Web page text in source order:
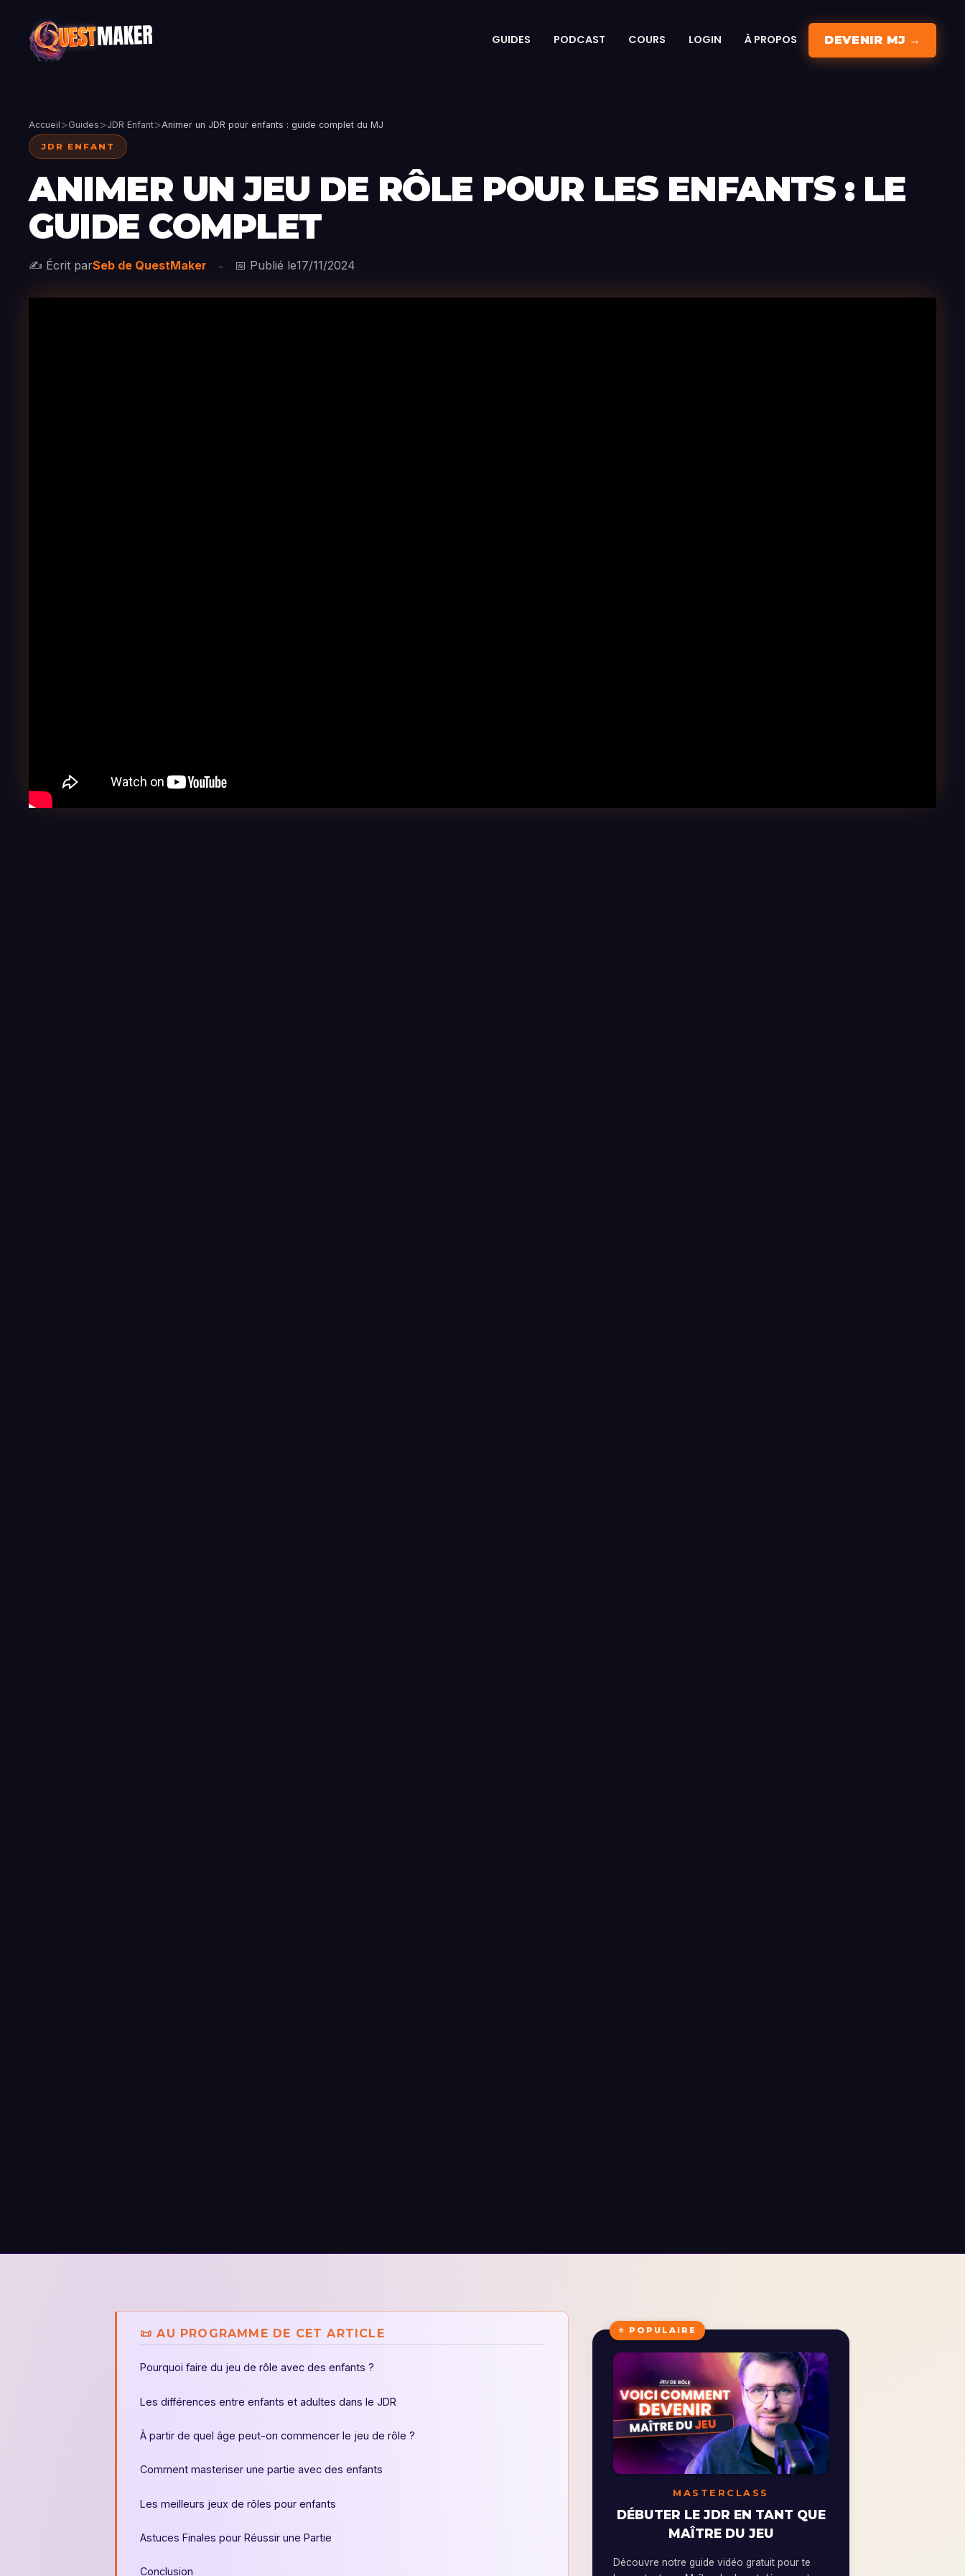
GUIDES PODCAST COURS LOGIN À PROPOS DEVENIR MJ →
Accueil >Guides >JDR Enfant>Animer un JDR pour enfants : guide complet du MJ
JDR ENFANT
ANIMER UN JEU DE RÔLE POUR LES ENFANTS : LE
GUIDE COMPLET
✍️ Écrit parSeb de QuestMaker - 📅 Publié le17/11/2024
📜 AU PROGRAMME DE CET ARTICLE
Pourquoi faire du jeu de rôle avec des enfants ?
Les différences entre enfants et adultes dans le JDR
À partir de quel âge peut-on commencer le jeu de rôle ?
Comment masteriser une partie avec des enfants
Les meilleurs jeux de rôles pour enfants
Astuces Finales pour Réussir une Partie
Conclusion
⭐ POPULAIRE
MASTERCLASS
DÉBUTER LE JDR EN TANT QUE
MAÎTRE DU JEU
Découvre notre guide vidéo gratuit pour te